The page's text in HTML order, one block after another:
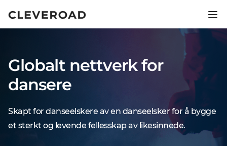
Utforsk AI-assistert utvikling
Globalt nettverk for
dansere
Skapt for danseelskere av en danseelsker for å bygge
et sterkt og levende fellesskap av likesinnede.